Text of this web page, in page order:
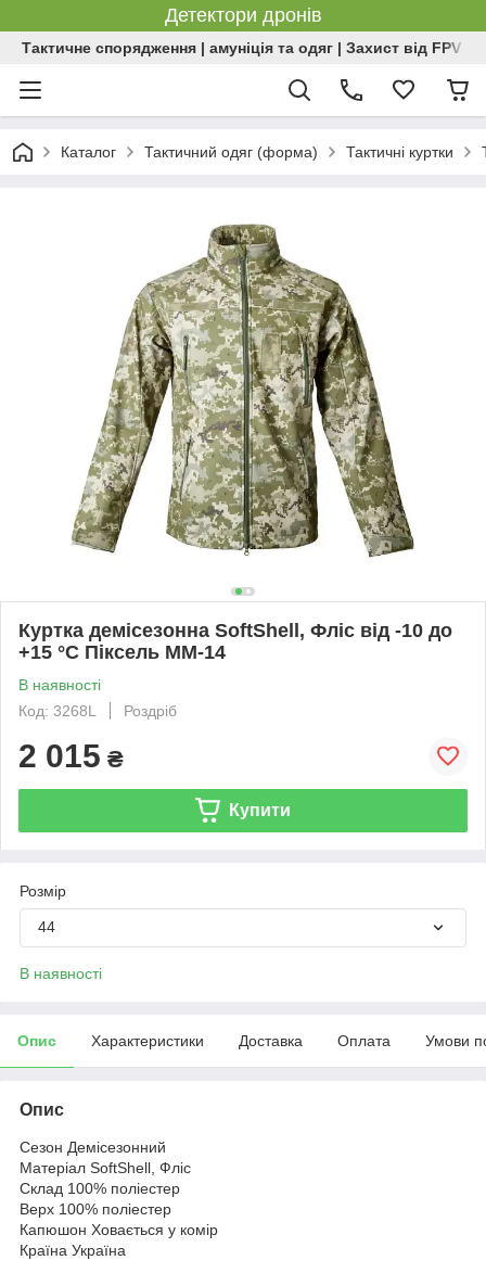
Детектори дронів
Тактичне спорядження | амуніція та одяг | Захист від FPV |
Каталог Тактичний одяг (форма) Тактичні куртки
Куртка демісезонна SoftShell, Фліс від -10 до
+15 °С Піксель ММ-14
В наявності
Код: 3268L
Роздріб
2 015 ₴
Купити
Розмір
44
В наявності
Опис Характеристики Доставка Оплата Умови
Опис
Сезон Демісезонний
Матеріал SoftShell, Фліс
Склад 100% поліестер
Верх 100% поліестер
Капюшон Ховається у комір
Країна Україна